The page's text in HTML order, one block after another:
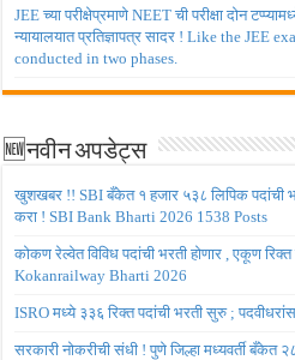
JEE च्या परीक्षेप्रमाणे NEET ची परीक्षा दोन
न्यायालयात प्रतिज्ञापत्र सादर ! Like the JEE
conducted in two phases.
🆕नवीन अपडेट्स
खुशखबर !! SBI बँकेत १ हजार ५३८ लिपिक पदांची
करा ! SBI Bank Bharti 2026 1538 Posts
कोकण रेल्वेत विविध पदांची भरती होणार , एकूण
Kokanrailway Bharti 2026
ISRO मध्ये ३३६ रिक्त पदांची भरती सुरु ;
सरकारी नोकरीची संधी ! पुणे जिल्हा मध्यवर्ती बँकेत